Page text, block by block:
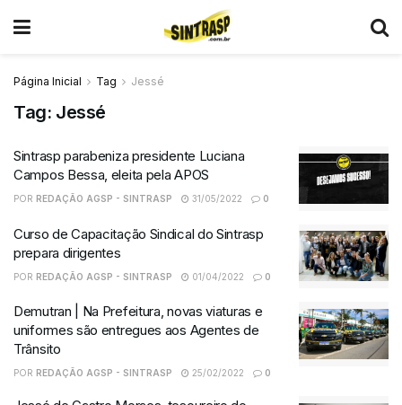
Página Inicial Tag Jessé
Tag: Jessé
Sintrasp parabeniza presidente Luciana
Campos Bessa, eleita pela APOS
POR REDAÇÃO AGSP - SINTRASP 31/05/2022 0
Curso de Capacitação Sindical do Sintrasp
prepara dirigentes
POR REDAÇÃO AGSP - SINTRASP 01/04/2022 0
Demutran | Na Prefeitura, novas viaturas e
uniformes são entregues aos Agentes de
Trânsito
POR REDAÇÃO AGSP - SINTRASP 25/02/2022 0